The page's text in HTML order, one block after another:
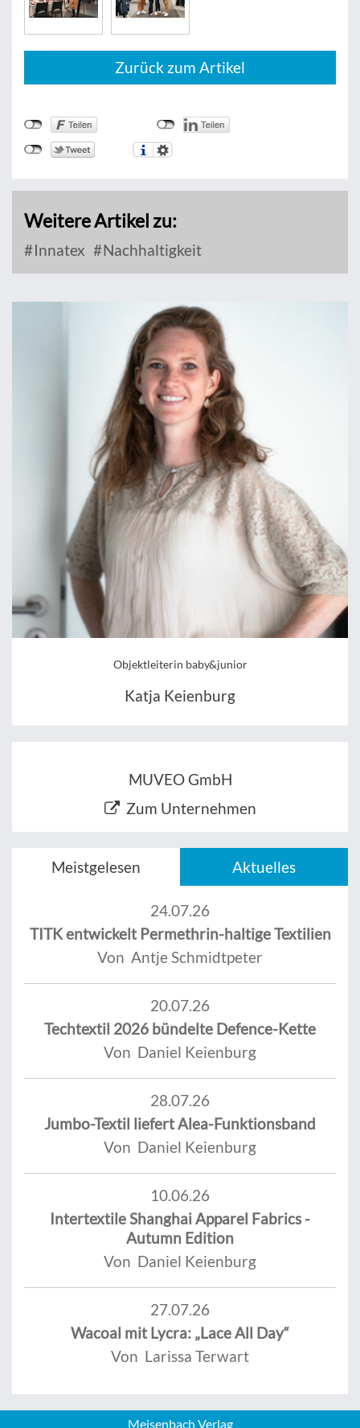
Zurück zum Artikel
Weitere Artikel zu:
Innatex Nachhaltigkeit
Objektleiterin baby&junior
Katja Keienburg
MUVEO GmbH
Zum Unternehmen
Meistgelesen Aktuelles
24.07.26
TITK entwickelt Permethrin-haltige Textilien
Von Antje Schmidtpeter
20.07.26
Techtextil 2026 bündelte Defence-Kette
Von Daniel Keienburg
28.07.26
Jumbo-Textil liefert Alea-Funktionsband
Von Daniel Keienburg
10.06.26
Intertextile Shanghai Apparel Fabrics -
Autumn Edition
Von Daniel Keienburg
27.07.26
Wacoal mit Lycra: „Lace All Day“
Von Larissa Terwart
Meisenbach Verlag